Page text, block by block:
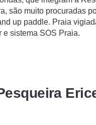
são muito procuradas
up paddle. Praia
e sistema SOS Praia.